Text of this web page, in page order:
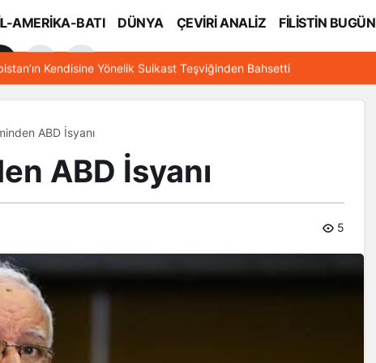
AMERİKA-BATI DÜNYA ÇEVİRİ ANALİZ FİLİSTİN BUGÜN
Kendisine Yönelik Suikast Teşviğinden Bahsetti
ABD İsyanı
ABD İsyanı
5